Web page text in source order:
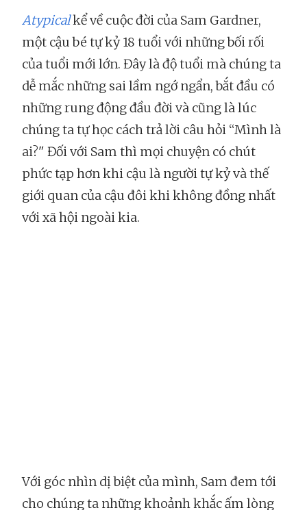
Atypicalkể về cuộc đời của Sam Gardner,
một cậu bé tự kỷ 18 tuổi với những bối rối
của tuổi mới lớn. Đây là độ tuổi mà chúng ta
dễ mắc những sai lầm ngớ ngẩn, bắt đầu có
những rung động đầu đời và cũng là lúc
chúng ta tự học cách trả lời câu hỏi “Mình là
ai?" Đối với Sam thì mọi chuyện có chút
phức tạp hơn khi cậu là người tự kỷ và thế
giới quan của cậu đôi khi không đồng nhất
với xã hội ngoài kia.
Với góc nhìn dị biệt của mình, Sam đem tới
cho chúng ta những khoảnh khắc ấm lòng